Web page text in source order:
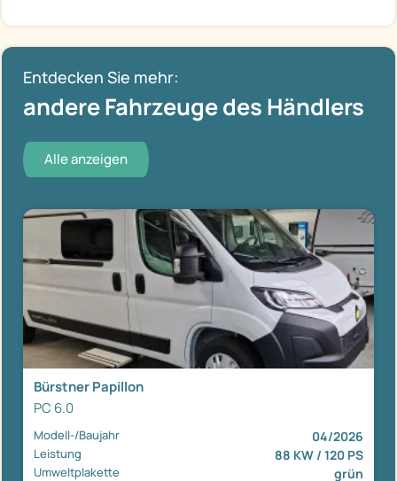
Entdecken Sie mehr:
andere Fahrzeuge des Händlers
Alle anzeigen
Bürstner Papillon
PC 6.0
Modell-/Baujahr 04/2026
Leistung 88 KW / 120 PS
Umweltplakette grün